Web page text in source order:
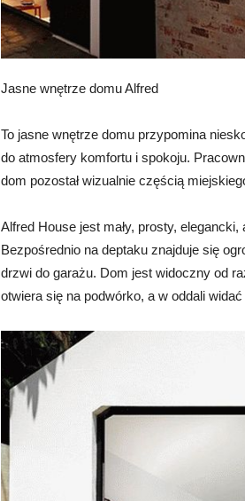
Jasne wnętrze domu Alfred
To jasne wnętrze domu przypomina
do atmosfery komfortu i spokoju.
dom pozostał wizualnie częścią
Alfred House jest mały, prosty,
Bezpośrednio na deptaku znajduje się
drzwi do garażu. Dom jest widoczny od
otwiera się na podwórko, a w oddali